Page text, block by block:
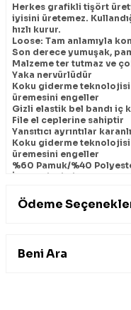
Herkes grafikli tişört
iyisini üretemez.
hızlı kurur.
Loose: Tam anlamıyla
Son derece yumuşak,
Malzeme ter tutmaz ve
Yaka nervürlüdür
Koku giderme
üremesini engeller
Gizli elastik bel bandı iç
File el ceplerine sahiptir
Yansıtıcı ayrıntılar
Koku giderme
üremesini engeller
%60 Pamuk/%40
İthal edilmiştir
Ödeme
Beni Ara